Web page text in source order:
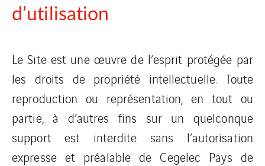
d’utilisation
Le Site est une œuvre de l’esprit protégée par
les droits de propriété intellectuelle. Toute
reproduction ou représentation, en tout ou
partie, à d’autres fins sur un quelconque
support est interdite sans l’autorisation
expresse et préalable de Cegelec Pays de